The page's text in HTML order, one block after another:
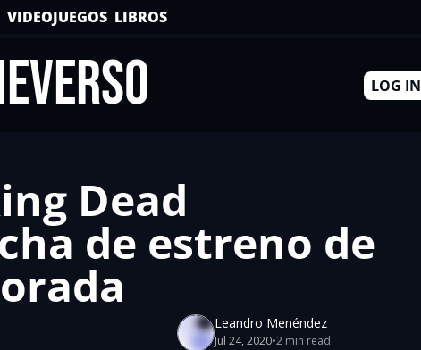
VIDEOJUEGOS LIBROS
LOG IN
Dead
de estreno de
Leandro Menéndez
Jul 24, 2020•2 min read